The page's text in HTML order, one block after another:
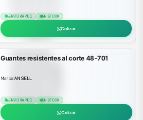
ENVÍO RÁPIDO EN STOCK
Cotizar
Guantes resistentes al corte 48-701
Marca:ANSELL
ENVÍO RÁPIDO EN STOCK
Cotizar